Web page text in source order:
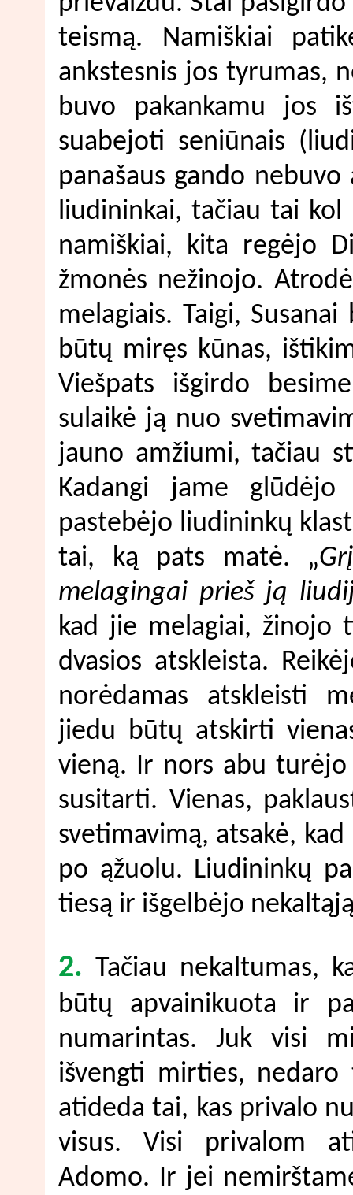
teismą. Namiškiai
ankstesnis jos tyrumas,
buvo pakankamu jos
suabejoti seniūnais
panašaus gando
liudininkai, tačiau tai kol
namiškiai, kita regėjo
žmonės nežinojo.
melagiais. Taigi,
būtų miręs kūnas,
Viešpats išgirdo
sulaikė ją nuo
jauno amžiumi, tačiau
Kadangi jame
pastebėjo liudininkų
tai, ką pats matė. „
melagingai prieš ją
kad jie melagiai, žinojo
dvasios atskleista.
norėdamas atskleisti
jiedu būtų atskirti
vieną. Ir nors abu
susitarti. Vienas,
svetimavimą, atsakė,
po ąžuolu. Liudininkų
tiesą ir išgelbėjo
2. Tačiau nekaltumas,
būtų apvainikuota ir
numarintas. Juk visi
išvengti mirties,
atideda tai, kas privalo
visus. Visi privalom
Adomo. Ir jei